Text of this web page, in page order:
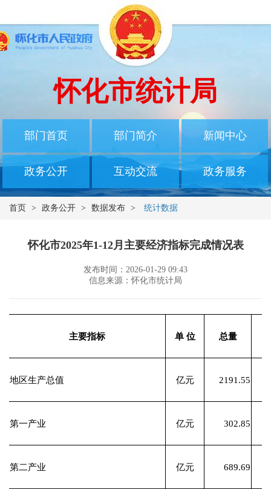
怀化市统计局
部门首页 部门简介 新闻中心
政务公开 互动交流 政务服务
首页 > 政务公开 > 数据发布 > 统计数据
怀化市2025年1-12月主要经济指标完成情况表
发布时间：2026-01-29 09:43
信息来源：怀化市统计局
主要指标 单 位 总量
地区生产总值 亿元 2191.55
第一产业 亿元 302.85
第二产业 亿元 689.69